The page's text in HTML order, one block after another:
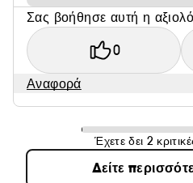
Σας βοήθησε αυτή η
0
Αναφορά
Έχετε δει 2
Δείτε